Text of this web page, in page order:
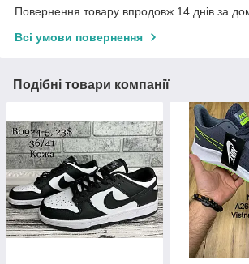
Повернення товару впродовж 14 днів за
Всі умови повернення
Подібні товари компанії